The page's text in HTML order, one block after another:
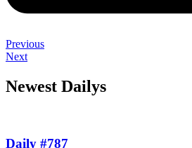
Previous
Next
Newest Dailys
Daily #787